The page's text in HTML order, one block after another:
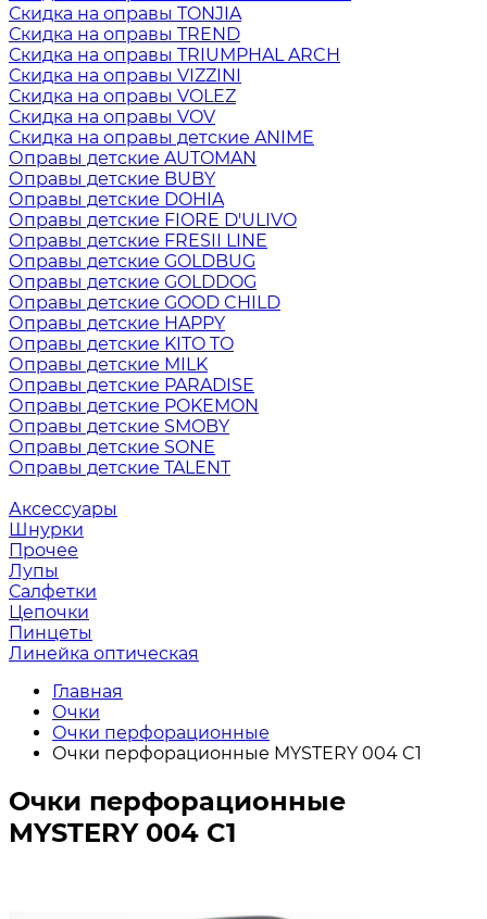
Скидка на оправы TONJIA
Скидка на оправы TREND
Скидка на оправы TRIUMPHAL ARCH
Скидка на оправы VIZZINI
Скидка на оправы VOLEZ
Скидка на оправы VOV
Скидка на оправы детские ANIME
Оправы детские AUTOMAN
Оправы детские BUBY
Оправы детские DOHIA
Оправы детские FIORE D'ULIVO
Оправы детские FRESII LINE
Оправы детские GOLDBUG
Оправы детские GOLDDOG
Оправы детские GOOD CHILD
Оправы детские HAPPY
Оправы детские KITO TO
Оправы детские MILK
Оправы детские PARADISE
Оправы детские POKEMON
Оправы детские SMOBY
Оправы детские SONE
Оправы детские TALENT
Аксессуары
Шнурки
Прочее
Лупы
Салфетки
Цепочки
Пинцеты
Линейка оптическая
Главная
Очки
Очки перфорационные
Очки перфорационные MYSTERY 004 C1
Очки перфорационные
MYSTERY 004 C1